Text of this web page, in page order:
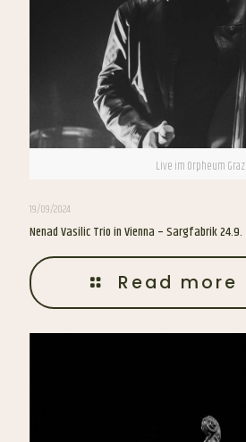
Live im Orpheum Graz
19/09/2024
Nenad Vasilic Trio in Vienna – Sargfabrik 24.9.
Read more